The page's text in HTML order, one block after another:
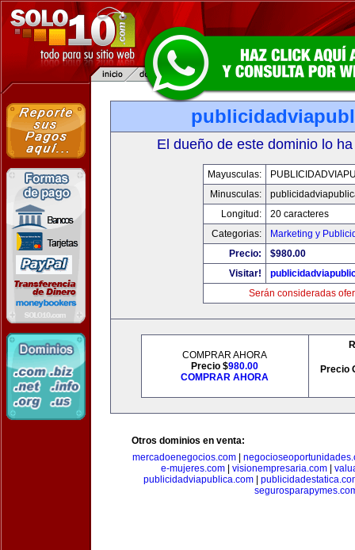
El dueño de este dominio lo
Mayusculas:
Minusculas:
Longitud:
20 caracteres
Categorias:
Marketing y
Precio:
$980.00
Visitar!
Serán consideradas
COMPRAR AHORA
Precio $980.00
COMPRAR AHORA
Precio
Otros dominios en venta:
mercadoenegocios.com
e-mujeres.com
visionempresaria.com
publicidadviapublica.com